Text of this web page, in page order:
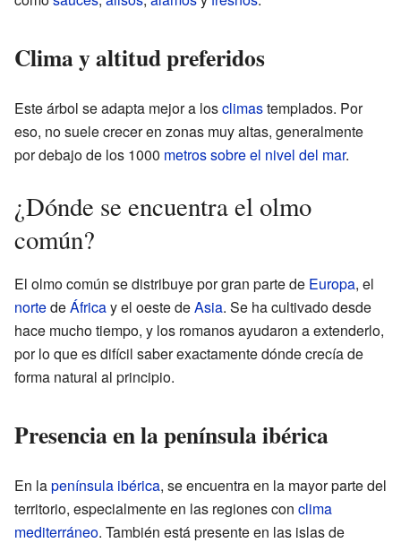
Clima y altitud preferidos
Este árbol se adapta mejor a losclimastemplados. Por
eso, no suele crecer en zonas muy altas, generalmente
por debajo de los 1000 metros sobre el nivel del mar.
¿Dónde se encuentra el olmo
común?
El olmo común se distribuye por gran parte de Europa, el
nortedeÁfricay el oeste deAsia. Se ha cultivado desde
hace mucho tiempo, y los romanos ayudaron a extenderlo,
por lo que es difícil saber exactamente dónde crecía de
forma natural al principio.
Presencia en la península ibérica
En lapenínsula ibérica, se encuentra en la mayor parte del
territorio, especialmente en las regiones con clima
mediterráneo. También está presente en las islas de